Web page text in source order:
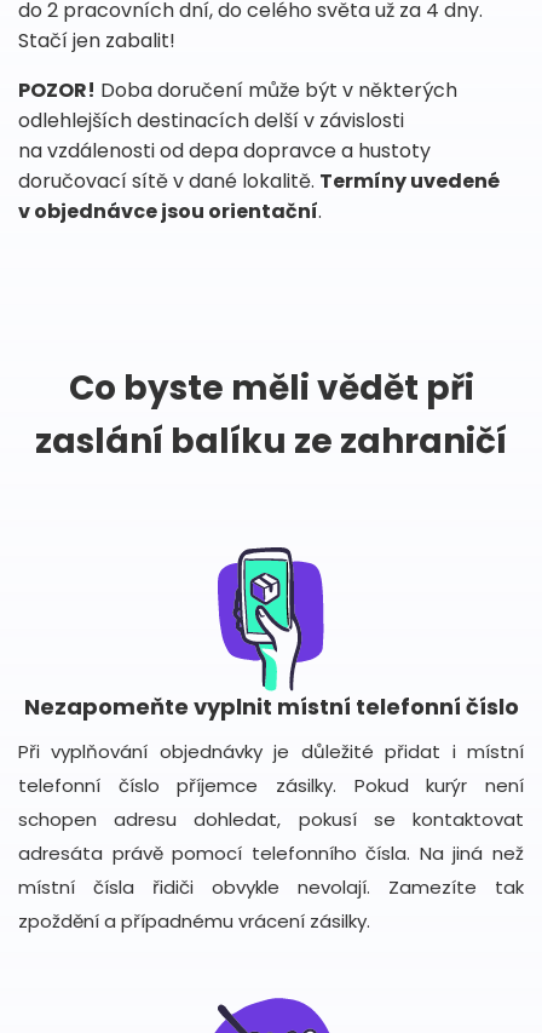
do 2 pracovních dní, do celého světa už za 4 dny.
Stačí jen zabalit!
POZOR! Doba doručení může být v některých
odlehlejších destinacích delší v závislosti
na vzdálenosti od depa dopravce a hustoty
doručovací sítě v dané lokalitě. Termíny uvedené
v objednávce jsou orientační.
Co byste měli vědět při
zaslání balíku ze zahraničí
Nezapomeňte vyplnit místní telefonní číslo
Při vyplňování objednávky je důležité přidat i místní
telefonní číslo příjemce zásilky. Pokud kurýr není
schopen adresu dohledat, pokusí se kontaktovat
adresáta právě pomocí telefonního čísla. Na jiná než
místní čísla řidiči obvykle nevolají. Zamezíte tak
zpoždění a případnému vrácení zásilky.